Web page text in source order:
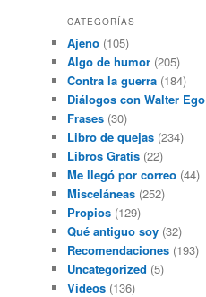
CATEGORÍAS
Ajeno (105)
Algo de humor (205)
Contra la guerra (184)
Diálogos con Walter Ego
Frases (30)
Libro de quejas (234)
Libros Gratis (22)
Me llegó por correo (44)
Misceláneas (252)
Propios (129)
Qué antiguo soy (32)
Recomendaciones (193)
Uncategorized (5)
Videos (136)